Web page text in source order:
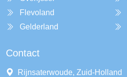
Flevoland
Gelderland
Contact
Rijnsaterwoude, Zuid-Holland